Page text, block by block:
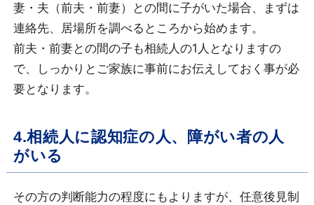
妻・夫（前夫・前妻）との間に子がいた場合、まずは
連絡先、居場所を調べるところから始めます。
前夫・前妻との間の子も相続人の1人となりますの
で、しっかりとご家族に事前にお伝えしておく事が必
要となります。
4.相続人に認知症の人、障がい者の人
がいる
その方の判断能力の程度にもよりますが、任意後見制